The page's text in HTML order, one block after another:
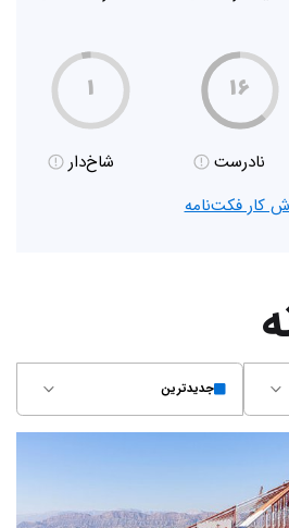
۱۶
نادرست
۱
شاخ‌دار
کار فکت‌نامه
جدیدترین